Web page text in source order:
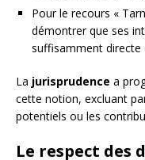
Pour le recours «
démontrer que ses
suffisamment directe
La jurisprudence a
cette notion, excluant
potentiels ou les
Le respect des